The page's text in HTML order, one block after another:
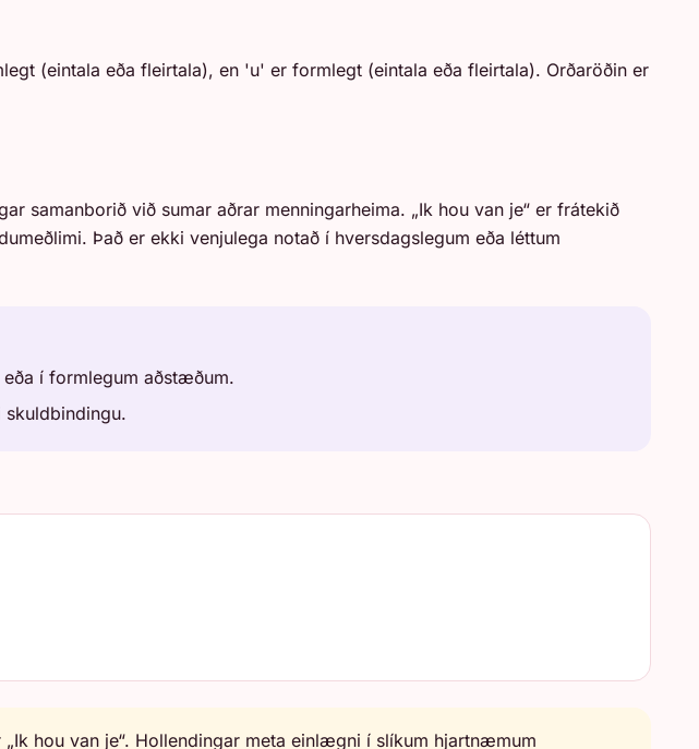
(eintala eða fleirtala), en 'u' er formlegt (eintala eða fleirtala). Orðaröðin er
samanborið við sumar aðrar menningarheima. „Ik hou van je“ er frátekið
Það er ekki venjulega notað í hversdagslegum eða léttum
í formlegum aðstæðum.
hou van je“. Hollendingar meta einlægni í slíkum hjartnæmum